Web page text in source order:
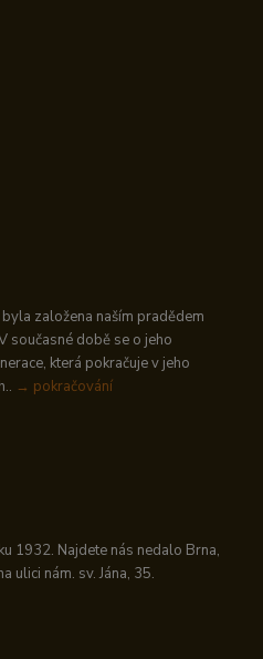
založena naším pradědem
současné době se o jeho
která pokračuje v jeho
→ pokračování
1932. Najdete nás nedalo Brna,
ulici nám. sv. Jána, 35.